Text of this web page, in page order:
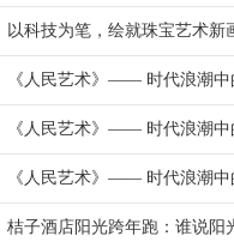
以科技为笔，绘就珠宝艺术新
《人民艺术》—— 时代浪潮中
《人民艺术》—— 时代浪潮中
《人民艺术》—— 时代浪潮中
桔子酒店阳光跨年跑：谁说阳